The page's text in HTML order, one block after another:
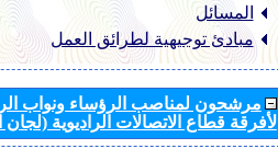
المسائل
مبادئ توجيهية لطرائق العمل
مرشحون لمناصب الرؤساء ونواب
لأفرقة قطاع الاتصالات الراديوية